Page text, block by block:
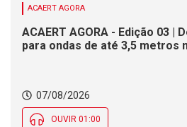
ACAERT AGORA
ACAERT AGORA - Edição 03 |
para ondas de até 3,5 metros
07/08/2026
OUVIR 01:00